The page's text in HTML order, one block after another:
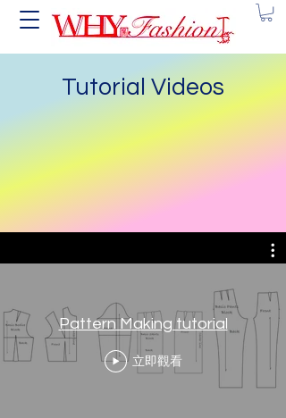
Tutorial Videos
Pattern Making tutorial
立即觀看